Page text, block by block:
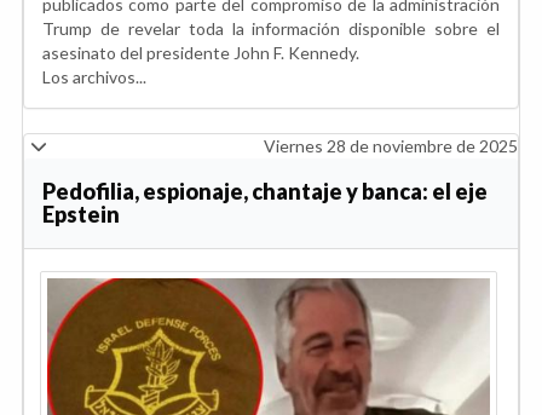
Trump de revelar toda la información disponible sobre el
asesinato del presidente John F. Kennedy.
Los archivos...
Viernes 28 de noviembre de 2025
Pedofilia, espionaje, chantaje y banca: el eje
Epstein